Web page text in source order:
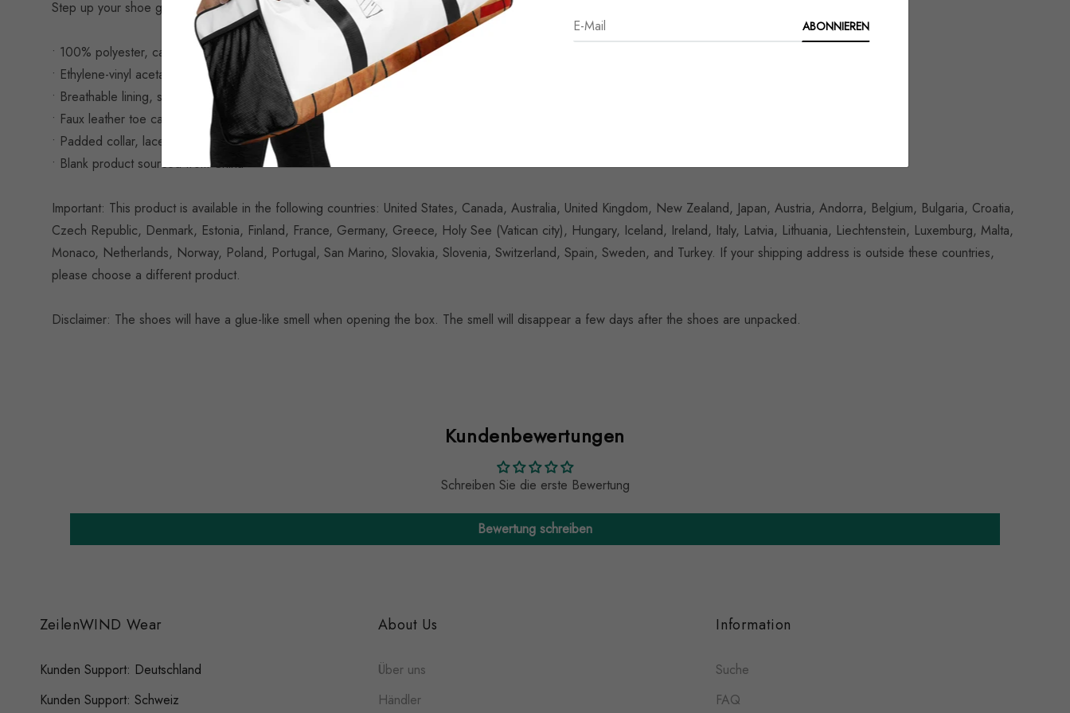
Step up your shoe game with the High Top Canvas Shoes. These handmade, trendy shoes are sure to spice up your outfit. Get yours now!
• 100% polyester, canvas upper side
• Ethylene-vinyl acetate (EVA) rubber outsole
• Breathable lining, soft insole
• Faux leather toe cap
• Padded collar, lace-up front
• Blank product sourced from China
Important: This product is available in the following countries: United States, Canada, Australia, United Kingdom, New Zealand, Japan, Austria, Andorra, Belgium, Bulgaria, Croatia,
Czech Republic, Denmark, Estonia, Finland, France, Germany, Greece, Holy See (Vatican city), Hungary, Iceland, Ireland, Italy, Latvia, Lithuania, Liechtenstein, Luxemburg, Malta,
Monaco, Netherlands, Norway, Poland, Portugal, San Marino, Slovakia, Slovenia, Switzerland, Spain, Sweden, and Turkey. If your shipping address is outside these countries,
please choose a different product.
Disclaimer: The shoes will have a glue-like smell when opening the box. The smell will disappear a few days after the shoes are unpacked.
Kundenbewertungen
Schreiben Sie die erste Bewertung
Bewertung schreiben
ZeilenWIND Wear
Kunden Support: Deutschland
Kunden Support: Schweiz
About Us
Über uns
Händler
Information
Suche
FAQ
ABONNIEREN